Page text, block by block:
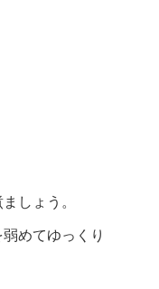
しょう。
めてゆっくり